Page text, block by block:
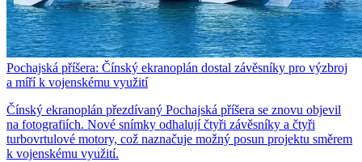
Pochajská příšera: Čínský ekranoplán dostal závěsníky pro výzbroj
a míří k vojenskému využití
Čínský ekranoplán přezdívaný Pochajská příšera se znovu objevil
na fotografiích. Nové snímky odhalují čtyři závěsníky a čtyři
turbovrtulové motory, což naznačuje možný posun projektu směrem
k vojenskému využití.